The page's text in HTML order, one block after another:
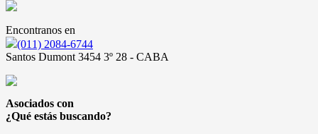
Encontranos en
(011) 2084-6744
Santos Dumont 3454 3º 28 - CABA
Asociados con
¿Qué estás buscando?